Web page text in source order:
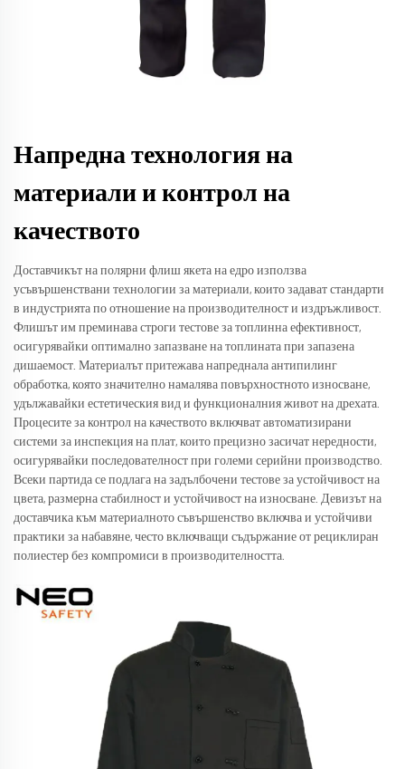
Напредна технология на
материали и контрол на
качеството
Доставчикът на полярни флиш якета на едро използва
усъвършенствани технологии за материали, които задават стандарти
в индустрията по отношение на производителност и издръжливост.
Флишът им преминава строги тестове за топлинна ефективност,
осигурявайки оптимално запазване на топлината при запазена
дишаемост. Материалът притежава напреднала антипилинг
обработка, която значително намалява повърхностното износване,
удължавайки естетическия вид и функционалния живот на дрехата.
Процесите за контрол на качеството включват автоматизирани
системи за инспекция на плат, които прецизно засичат нередности,
осигурявайки последователност при големи серийни производство.
Всеки партида се подлага на задълбочени тестове за устойчивост на
цвета, размерна стабилност и устойчивост на износване. Девизът на
доставчика към материалното съвършенство включва и устойчиви
практики за набавяне, често включващи съдържание от рециклиран
полиестер без компромиси в производителността.